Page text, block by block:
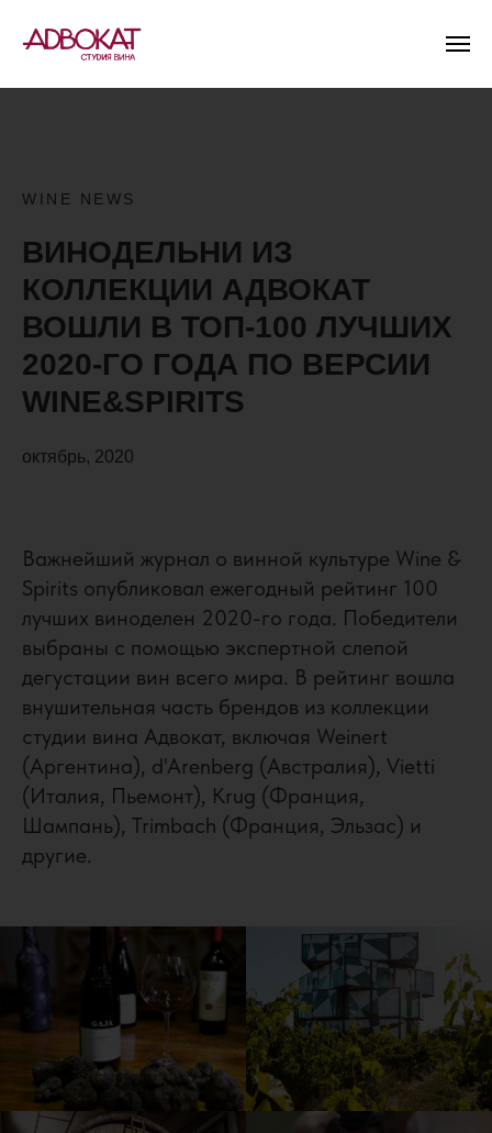
WINE NEWS
ВИНОДЕЛЬНИ ИЗ
КОЛЛЕКЦИИ АДВОКАТ
ВОШЛИ В ТОП-100 ЛУЧШИХ
2020-ГО ГОДА ПО ВЕРСИИ
WINE&SPIRITS
октябрь, 2020
Важнейший журнал о винной культуре Wine &
Spirits опубликовал ежегодный рейтинг 100
лучших виноделен 2020-го года. Победители
выбраны с помощью экспертной слепой
дегустации вин всего мира. В рейтинг вошла
внушительная часть брендов из коллекции
студии вина Адвокат, включая Weinert
(Аргентина), d'Arenberg (Австралия), Vietti
(Италия, Пьемонт), Krug (Франция,
Шампань), Trimbach (Франция, Эльзас) и
другие.